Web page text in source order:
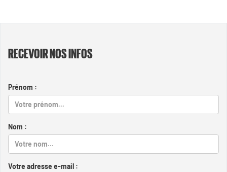
RECEVOIR NOS INFOS
Prénom :
Nom :
Votre adresse e-mail :